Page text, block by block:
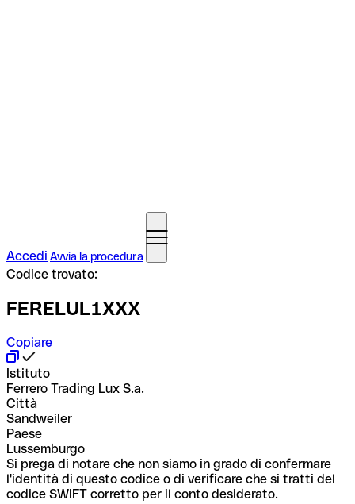
Accedi Avvia la procedura
Codice trovato:
FERELUL1XXX
Copiare
Istituto
Ferrero Trading Lux S.a.
Città
Sandweiler
Paese
Lussemburgo
Si prega di notare che non siamo in grado di confermare
l'identità di questo codice o di verificare che si tratti del
codice SWIFT corretto per il conto desiderato.